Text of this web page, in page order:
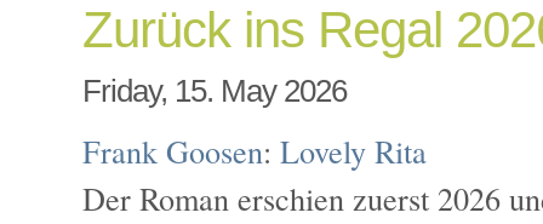
Zurück ins Regal
Friday, 15. May 2026
Frank Goosen:Lovely Rita
Der Roman erschien zuerst 2026